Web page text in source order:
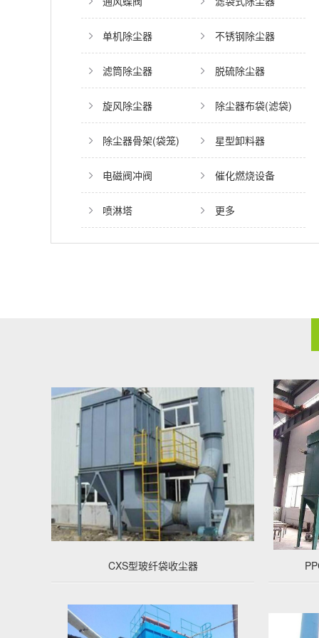
单机除尘器 不锈钢除尘器
滤筒除尘器 脱硫除尘器
旋风除尘器 除尘器布袋(滤袋)
除尘器骨架(袋笼) 星型卸料器
电磁阀冲阀 催化燃烧设备
喷淋塔 更多
CXS型玻纤袋收尘器